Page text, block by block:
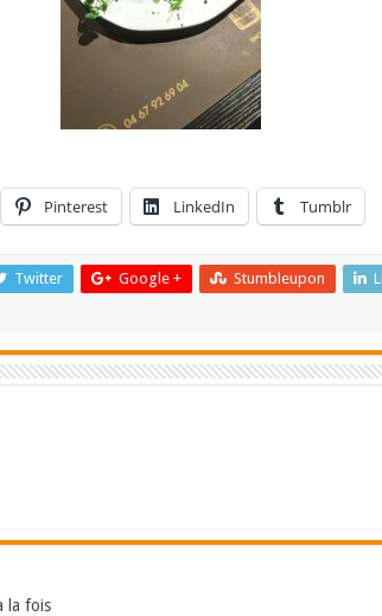
Pinterest LinkedIn Tumblr
Twitter Google + Stumbleupon
la fois